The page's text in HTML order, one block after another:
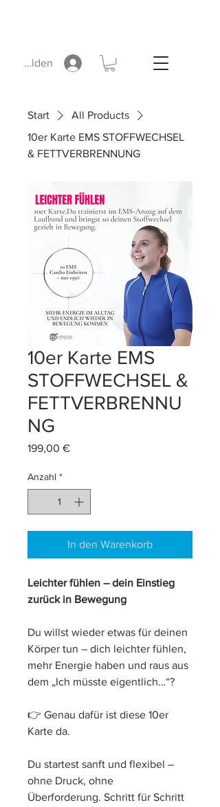
Anmelden
Start
All Products
10er Karte EMS STOFFWECHSEL
& FETTVERBRENNUNG
10er Karte EMS
STOFFWECHSEL &
FETTVERBRENNU
NG
199,00 €Preis
Anzahl *
In den Warenkorb
Leichter fühlen – dein Einstieg
zurück in Bewegung
Du willst wieder etwas für deinen
Körper tun – dich leichter fühlen,
mehr Energie haben und raus aus
dem „Ich müsste eigentlich…“?
👉 Genau dafür ist diese 10er
Karte da.
Du startest sanft und flexibel –
ohne Druck, ohne
Überforderung. Schritt für Schritt